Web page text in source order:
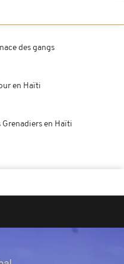
des gangs
en Haïti
en Haïti